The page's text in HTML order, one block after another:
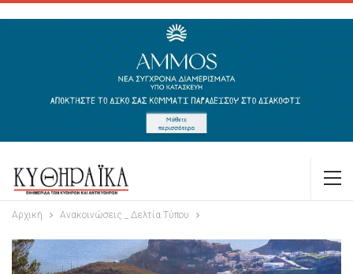
Αρχική Ανακοινώσεις _ Δελτία Τύπου